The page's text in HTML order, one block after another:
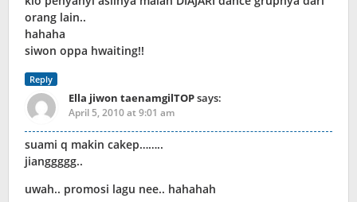
orang lain..
hahaha
siwon oppa hwaiting!!
Reply
Ella jiwon taenamgilTOPsays:
April 5, 2010 at 9:01 am
suami q makin cakep……..
jianggggg..
uwah.. promosi lagu nee.. hahahah